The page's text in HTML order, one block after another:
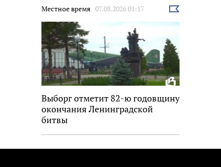
Местное время 07.08.2026 01:17
Выбрать
Выборг отметит 82-ю годовщину
окончания Ленинградской
битвы